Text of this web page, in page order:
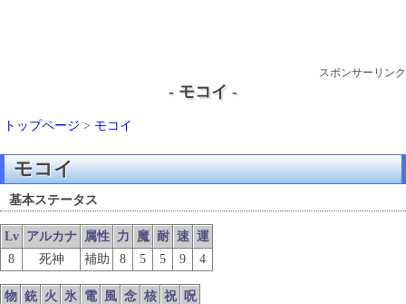
スポンサーリンク
- モコイ -
トップページ > モコイ
モコイ
基本ステータス
Lv アルカナ 属性 力 魔 耐 速 運
8
死神 補助 8 5 5 9 4
物 銃 火 氷 電 風 念 核 祝
呪